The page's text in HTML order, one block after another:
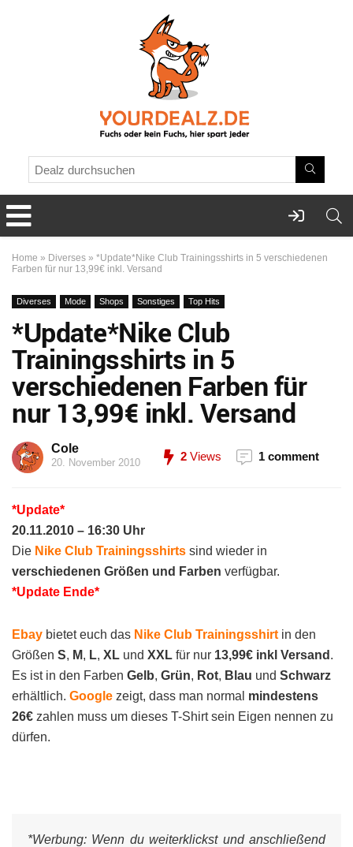
Home » Diverses » *Update*Nike Club Trainingsshirts in 5 verschiedenen
Farben für nur 13,99€ inkl. Versand
Diverses Mode Shops Sonstiges Top Hits
*Update*Nike Club
Trainingsshirts in 5
verschiedenen Farben für
nur 13,99€ inkl. Versand
Cole
20. November 2010 2 Views 1 comment
*Update*
20.11.2010 – 16:30 Uhr
Die Nike Club Trainingsshirts sind wieder in
verschiedenen Größen und Farben verfügbar.
*Update Ende*
Ebay bietet euch das Nike Club Trainingsshirt in den
Größen S, M, L, XL und XXL für nur 13,99€ inkl Versand .
Es ist in den Farben Gelb, Grün, Rot, Blau und Schwarz
erhältlich. Google zeigt, dass man normal mindestens
26€ zahlen muss um dieses T-Shirt sein Eigen nennen zu
dürfen.
*Werbung: Wenn du weiterklickst und anschließend